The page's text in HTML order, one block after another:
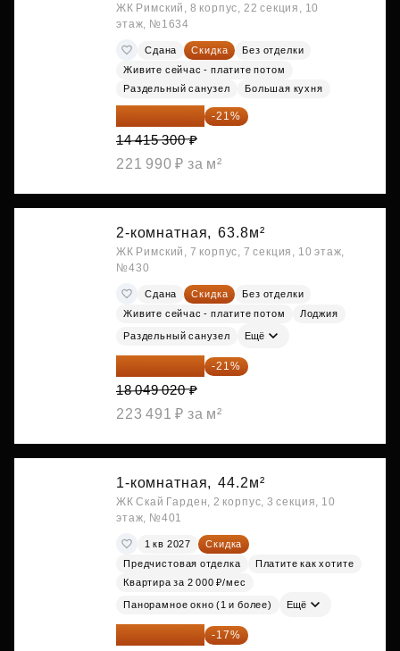
ЖК Римский, 8 корпус, 22 секция, 10
этаж, №1634
Сдана Скидка
Без отделки
Живите сейчас - платите потом
Раздельный санузел
Большая кухня
11 388 087 ₽ -21%
14 415 300 ₽
221 990 ₽ за м²
2-комнатная, 63.8м²
ЖК Римский, 7 корпус, 7 секция, 10 этаж,
№430
Сдана Скидка
Без отделки
Живите сейчас - платите потом
Лоджия
Раздельный санузел Ещё
14 258 726 ₽ -21%
18 049 020 ₽
223 491 ₽ за м²
1-комнатная, 44.2м²
ЖК Скай Гарден, 2 корпус, 3 секция, 10
этаж, №401
1 кв 2027
Скидка
Предчистовая отделка
Платите как хотите
Квартира за 2 000 ₽/мес
Панорамное окно (1 и более) Ещё
20 122 271 ₽ -17%